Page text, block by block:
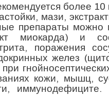
более
мази,
препараты можно
миокарда) и
поражения
желез
кожи, мышц,